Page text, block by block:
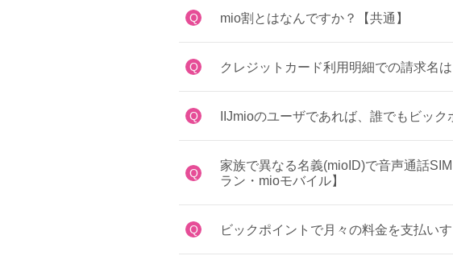
Q mio割とはなんですか？【共通】
Q クレジットカード利用明細での請求名
Q IIJmioのユーザであれば、誰でもビッ
Q
家族で異なる名義(mioID)で音声通話
ラン・mioモバイル】
Q ビックポイントで月々の料金を支払い